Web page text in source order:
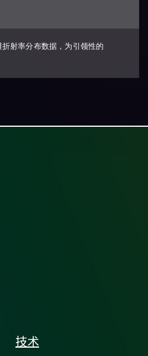
射率分布数据，为引领性的
技术